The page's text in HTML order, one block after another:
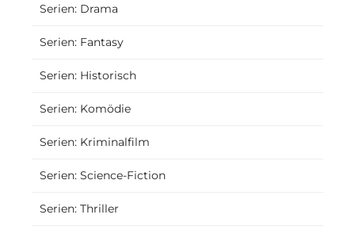
Serien: Drama
Serien: Fantasy
Serien: Historisch
Serien: Komödie
Serien: Kriminalfilm
Serien: Science-Fiction
Serien: Thriller